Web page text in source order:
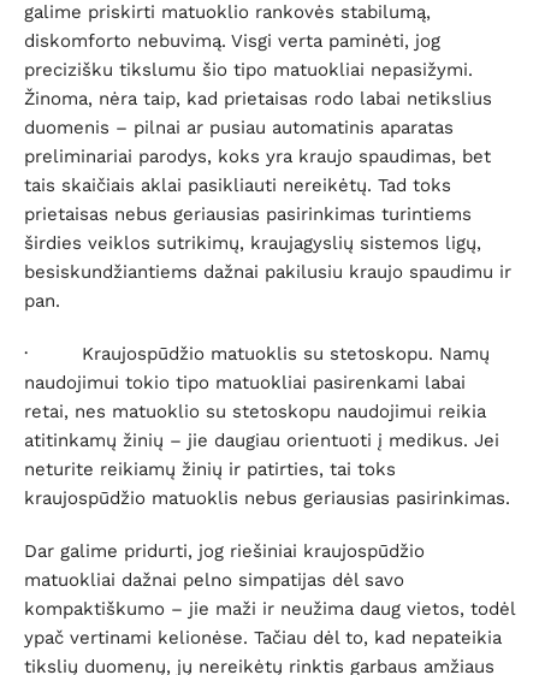
galime priskirti matuoklio rankovės stabilumą,
diskomforto nebuvimą. Visgi verta paminėti, jog
precizišku tikslumu šio tipo matuokliai nepasižymi.
Žinoma, nėra taip, kad prietaisas rodo labai netikslius
duomenis – pilnai ar pusiau automatinis aparatas
preliminariai parodys, koks yra kraujo spaudimas, bet
tais skaičiais aklai pasikliauti nereikėtų. Tad toks
prietaisas nebus geriausias pasirinkimas turintiems
širdies veiklos sutrikimų, kraujagyslių sistemos ligų,
besiskundžiantiems dažnai pakilusiu kraujo spaudimu ir
pan.
· Kraujospūdžio matuoklis su stetoskopu. Namų
naudojimui tokio tipo matuokliai pasirenkami labai
retai, nes matuoklio su stetoskopu naudojimui reikia
atitinkamų žinių – jie daugiau orientuoti į medikus. Jei
neturite reikiamų žinių ir patirties, tai toks
kraujospūdžio matuoklis nebus geriausias pasirinkimas.
Dar galime pridurti, jog riešiniai kraujospūdžio
matuokliai dažnai pelno simpatijas dėl savo
kompaktiškumo – jie maži ir neužima daug vietos, todėl
ypač vertinami kelionėse. Tačiau dėl to, kad nepateikia
tikslių duomenų, jų nereikėtų rinktis garbaus amžiaus